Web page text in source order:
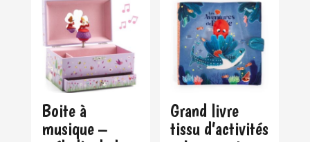
Boite à
musique –
Grand livre
tissu d’activités